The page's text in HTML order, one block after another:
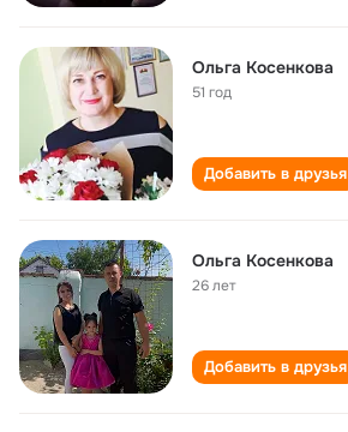
Ольга Косенкова
51 год
Добавить в друзья
Ольга Косенкова
26 лет
Добавить в друзья